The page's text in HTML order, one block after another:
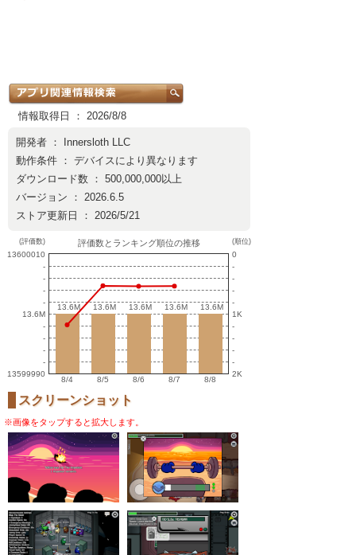
情報取得日 ： 2026/8/8
開発者 ：
Innersloth LLC
動作条件 ： デバイスにより異なります
ダウンロード数 ： 500,000,000以上
バージョン ： 2026.6.5
ストア更新日 ： 2026/5/21
(評価数)
13600010
-
-
-
-
13.6M
-
-
-
-
13599990
評価数とランキング順位の推移
13.6M
13.6M 13.6M
13.6M 13.6M
13.6M 13.6M
13.6M 13.6M
13.6M
8/4 8/5 8/6 8/7 8/8
(順位)
0
-
-
-
-
1K
-
-
-
-
2K
スクリーンショット
※画像をタップすると拡大します。